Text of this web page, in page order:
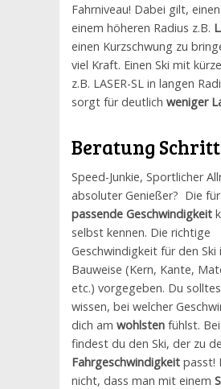
Fahrniveau! Dabei gilt,
einem höheren Radius z.B.
einen Kurzschwung zu
viel Kraft. Einen Ski mit
z.B. LASER-SL in langen
sorgt für deutlich weniger
Beratung Schritt
Speed-Junkie, Sportlicher
absoluter Genießer? Die
passende Geschwindigkeit
selbst kennen. Die richtige
Geschwindigkeit für den Ski
Bauweise (Kern, Kante,
etc.) vorgegeben. Du
wissen, bei welcher
dich am wohlsten fühlst. Bei
findest du den Ski, der zu
Fahrgeschwindigkeit passt!
nicht, dass man mit einem